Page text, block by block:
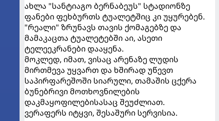
ახლა "სანტიაგო ბერნაბეუს" სტადიონზე
ფანები ფეხბურთს ტუალეტშიც კი უყურებენ.
"რეალი" ზრუნავს თავის ქომაგებზე და
მამაკაცთა ტუალეტებში აი, ასეთი
ტელეეკრანები დააყენა.
მოკლედ, იმათ, ვისაც არენაზე ლუდის
მირთმევა უყვართ და ხშირად უწევთ
საპირფარეშოში სიარული, თამაშის ცქერა
ბუნებრივი მოთხოვნილების
დაკმაყოფილებისასაც შეუძლიათ.
ვერაფერს იტყვი, შესაშური სერვისია.